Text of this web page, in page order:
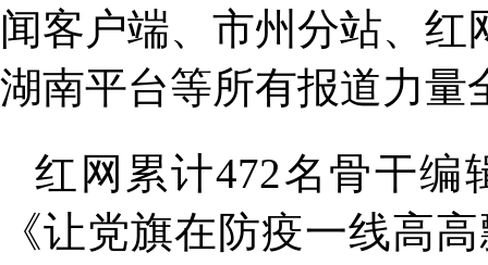
闻客户端、市州分站、
湖南平台等所有报道力量
红网累计472名骨干编
《让党旗在防疫一线高